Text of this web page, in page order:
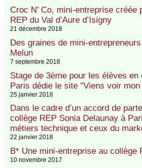
Croc N’ Co, mini-entreprise créée
REP du Val d’Aure d’Isigny
21 décembre 2018
Des graines de mini-
Melun
7 septembre 2018
Stage de 3ème pour les élèves en
Paris dédie le site "Viens voir
25 janvier 2018
Dans le cadre d’un accord de
collège REP Sonia Delaunay à
métiers technique et ceux du
22 janvier 2018
B* Une mini-entreprise au collège
10 novembre 2017